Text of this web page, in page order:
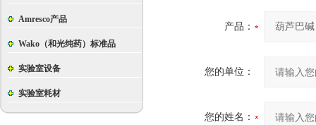
Amresco产品
Wako（和光纯药）标准品
实验室设备
实验室耗材
产品：
您的单位：
您的姓名：